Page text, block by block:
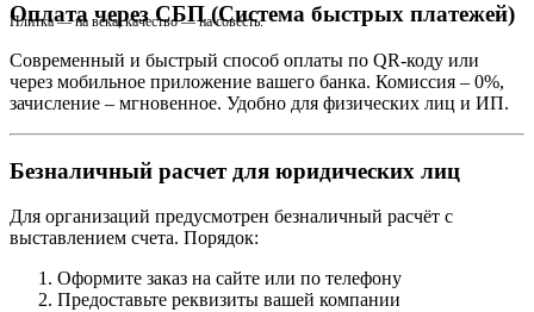
Плитка — на века, качество — на совесть.
Оплата через СБП (Система быстрых платежей)
Современный и быстрый способ оплаты по QR-коду или
через мобильное приложение вашего банка. Комиссия – 0%,
зачисление – мгновенное. Удобно для физических лиц и ИП.
Безналичный расчет для юридических лиц
Для организаций предусмотрен безналичный расчёт с
выставлением счета. Порядок:
Оформите заказ на сайте или по телефону
Предоставьте реквизиты вашей компании